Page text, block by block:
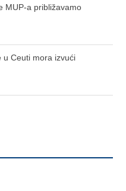
MUP-a približavamo
u Ceuti mora izvući